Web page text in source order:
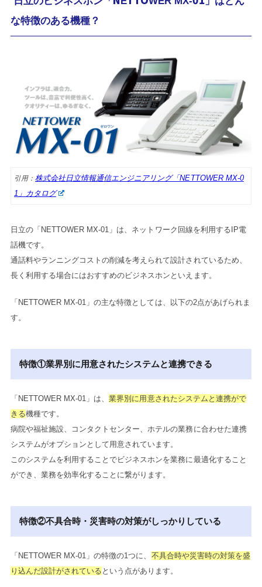
な特徴のある機種？
引用： 株式会社日立情報通信エンジニアリング「NETTOWER MX-0
1」カタログ
日立の「NETTOWER MX-01」は、ネットワーク回線を利用するIP電
話機です。
通話料やランニングコストの削減を考えられて設計されているため、
長く利用する場合にはおすすめのビジネスホンといえます。
「NETTOWER MX-01」の主な特徴としては、以下の2点があげられま
す。
特徴①業界別に用意されたシステムと連携できる
「NETTOWER MX-01」は、業界別に用意されたシステムと連携がで
きる機種です。
病院や福祉施設、コンタクトセンター、ホテルの業務に合わせた連携
システムがオプションとして用意されています。
このシステムを利用することでビジネスホンを業務に最適化すること
ができ、業務を効率化することに繋がります。
特徴②不具合時・災害時の対策がしっかりしている
「NETTOWER MX-01」の特徴の1つに、 不具合時や災害時の対策を盛
り込んだ設計がされている という点があります。